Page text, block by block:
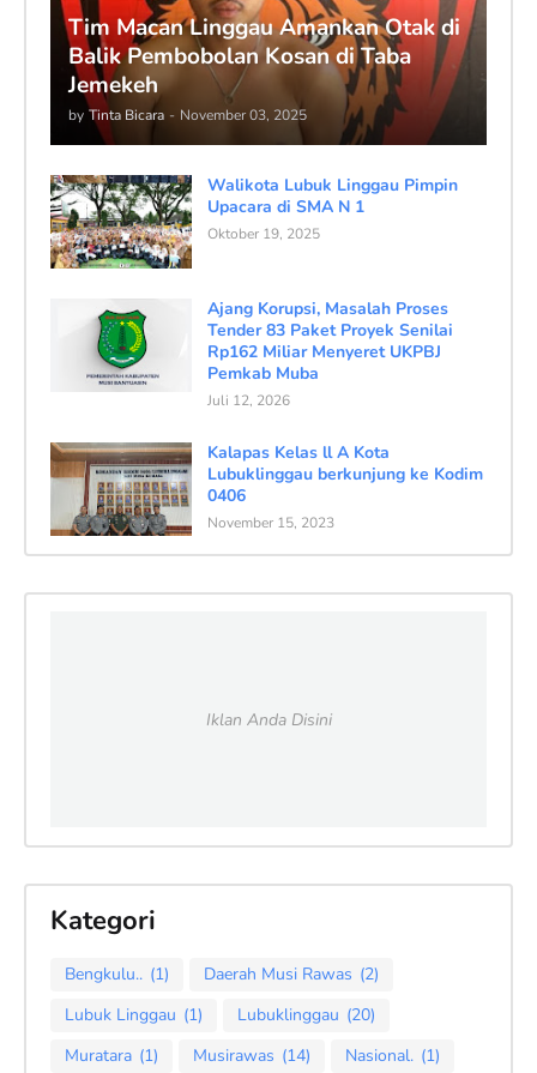
Tim Macan Linggau Amankan Otak di
Balik Pembobolan Kosan di Taba
Jemekeh
by Tinta Bicara - November 03, 2025
Walikota Lubuk Linggau Pimpin
Upacara di SMA N 1
Oktober 19, 2025
Ajang Korupsi, Masalah Proses
Tender 83 Paket Proyek Senilai
Rp162 Miliar Menyeret UKPBJ
Pemkab Muba
Juli 12, 2026
Kalapas Kelas ll A Kota
Lubuklinggau berkunjung ke Kodim
0406
November 15, 2023
Iklan Anda Disini
Kategori
Bengkulu.. (1) Daerah Musi Rawas (2)
Lubuk Linggau (1) Lubuklinggau (20)
Muratara (1) Musirawas (14) Nasional. (1)